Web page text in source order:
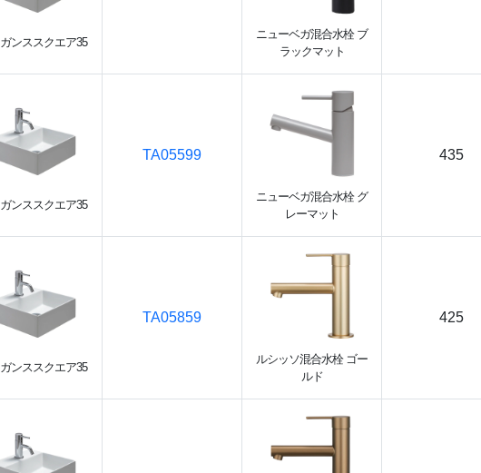
ンススクエア35
ニューベガ混合水栓 ブ
ラックマット
ンススクエア35
TA05599
ニューベガ混合水栓 グ
レーマット
435
ンススクエア35
TA05859
ルシッソ混合水栓 ゴー
ルド
425